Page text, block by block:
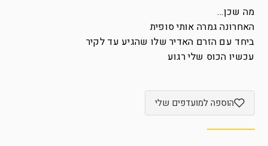
מה שכן…
האחרונה גמרה אותי סופית
ביחד עם הזרם האדיר שלו שהגיע עד לקיר
עכשיו הכוס שלי רגוע
הוספה למועדפים שלי